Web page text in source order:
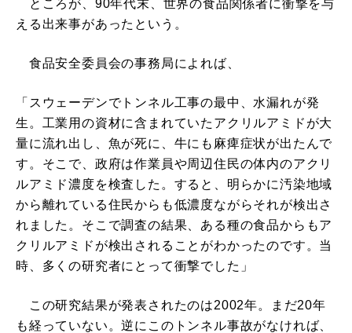
ところが、90年代末、世界の食品関係者に衝撃を与
える出来事があったという。
食品安全委員会の事務局によれば、
「スウェーデンでトンネル工事の最中、水漏れが発
生。工業用の資材に含まれていたアクリルアミドが大
量に流れ出し、魚が死に、牛にも麻痺症状が出たんで
す。そこで、政府は作業員や周辺住民の体内のアクリ
ルアミド濃度を検査した。すると、明らかに汚染地域
から離れている住民からも低濃度ながらそれが検出さ
れました。そこで調査の結果、ある種の食品からもア
クリルアミドが検出されることがわかったのです。当
時、多くの研究者にとって衝撃でした」
この研究結果が発表されたのは2002年。まだ20年
も経っていない。逆にこのトンネル事故がなければ、